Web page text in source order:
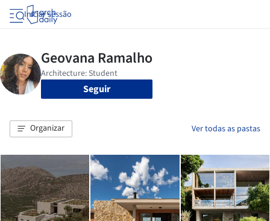
Iniciar sessão
Seguir
Organizar Ver todas as pastas